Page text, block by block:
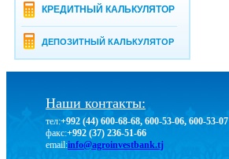
КРЕДИТНЫЙ КАЛЬКУЛЯТОР
ДЕПОЗИТНЫЙ КАЛЬКУЛЯТОР
Наши контакты:
тел:+992 (44) 600-68-68, 600-53-06, 600-53-07
факс:+992 (37) 236-51-66
email:info@agroinvestbank.tj